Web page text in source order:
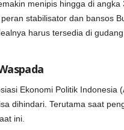
menipis hingga di
stabilisator dan bansos
harus tersedia di
Ekonomi Politik Indonesia
dihindari. Terutama saat
ini.